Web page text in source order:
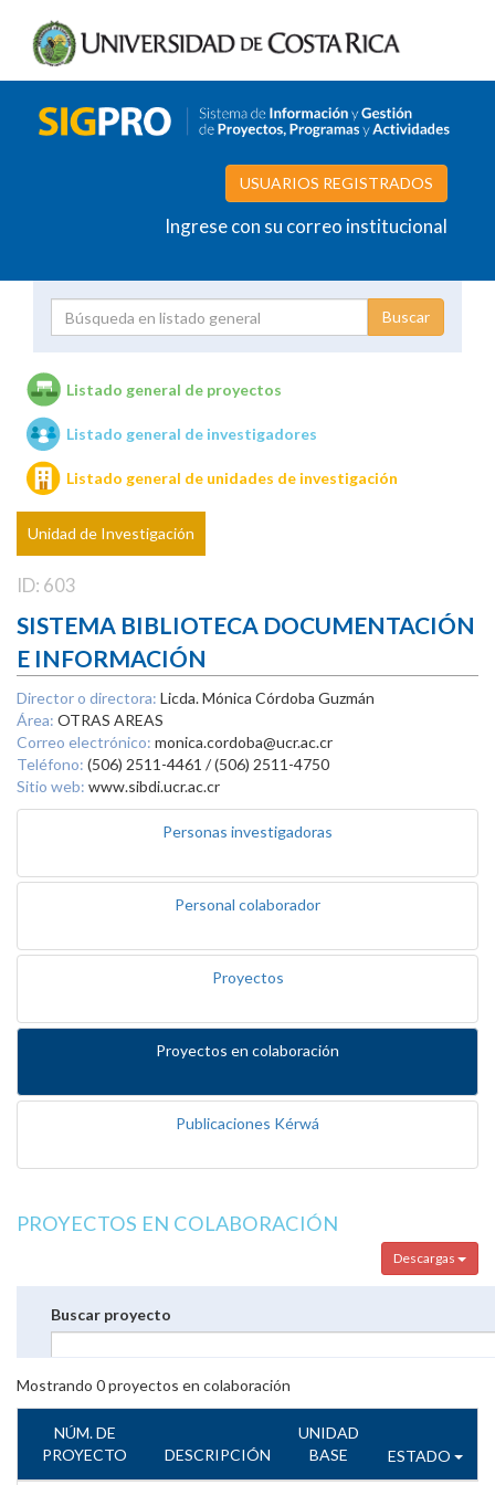
USUARIOS REGISTRADOS
Ingrese con su correo institucional
Unidades de investigación
Listado general de proyectos
Listado general de investigadores
Listado general de unidades de investigación
Unidad de Investigación
ID: 603
SISTEMA BIBLIOTECA DOCUMENTACIÓN
E INFORMACIÓN
Director o directora: Licda. Mónica Córdoba Guzmán
Área: OTRAS AREAS
Correo electrónico: monica.cordoba@ucr.ac.cr
Teléfono: (506) 2511-4461 / (506) 2511-4750
Sitio web: www.sibdi.ucr.ac.cr
Personas investigadoras
Personal colaborador
Proyectos
Proyectos en colaboración
Publicaciones Kérwá
PROYECTOS EN COLABORACIÓN
Descargas
Buscar proyecto
Mostrando 0proyectos en colaboración
NÚM. DE
PROYECTO
DESCRIPCIÓN
UNIDAD
BASE
ESTADO